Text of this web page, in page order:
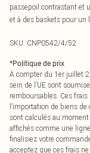
passepoil contrastant et
et à des baskets pour un
SKU: CNP0542/4/52
*Politique de prix
À compter du 1er juillet
sein de l’UE sont
remboursables. Ces
l’importation de biens
sont calculés au moment
affichés comme une
finalisiez votre
acceptez que ces frais